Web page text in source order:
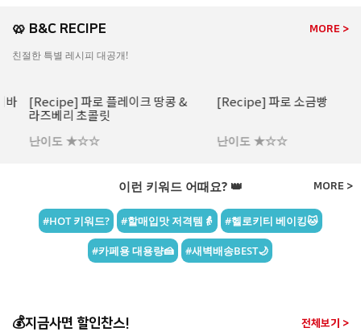
🥨 B&C RECIPE MORE >
친절한 특별 레시피 대공개!
[Recipe] 파로 플레이크 땅콩 &
라즈베리 초콜릿
난이도 ★☆☆
[Recipe] 파로 소금빵
난이도 ★☆☆
이런 키워드 어때요? 👑 MORE >
#HOT 키워드? #할매입맛 저격템👵 #헬로키티 베이킹🐱
#카페용 대용량🍰 #새벽배송BEST🌙
💰지금사면 할인찬스! 전체보기 >